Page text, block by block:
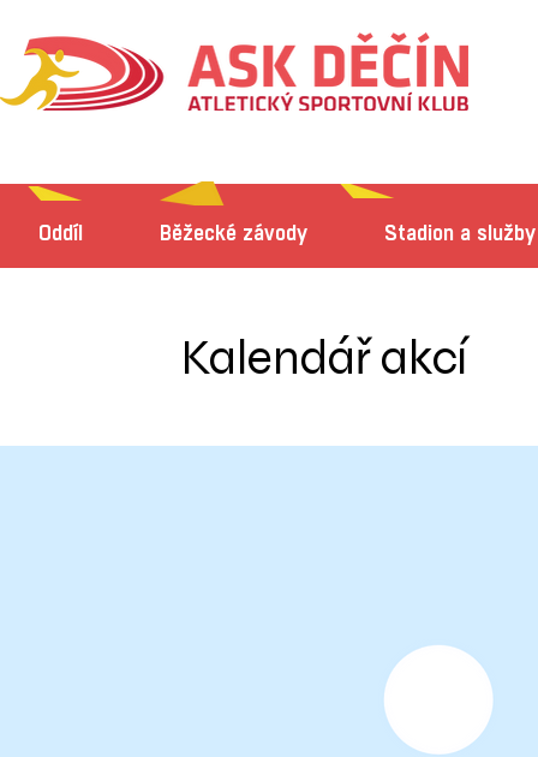
Oddíl Běžecké závody Stadion a služby
Kalendář akcí